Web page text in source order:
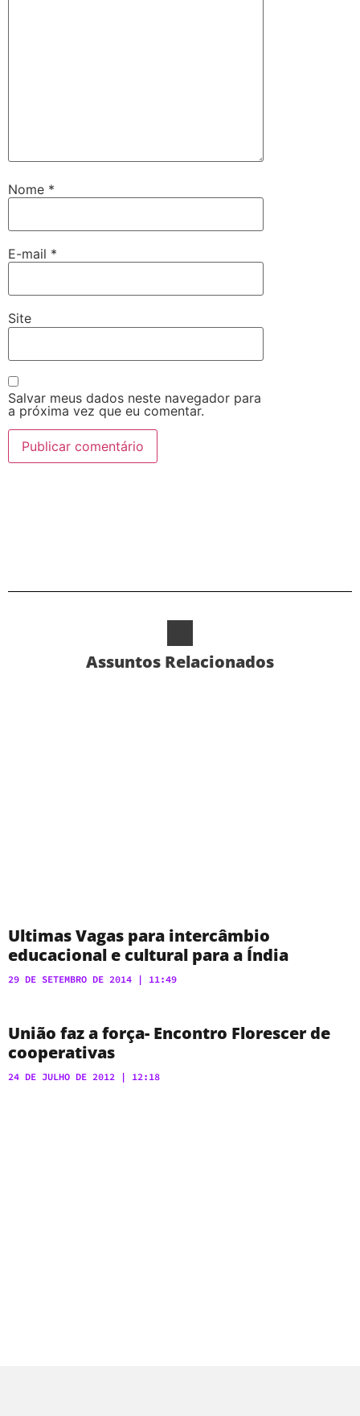
Nome *
E-mail *
Site
Salvar meus dados neste navegador para
a próxima vez que eu comentar.
Assuntos Relacionados
Ultimas Vagas para intercâmbio
educacional e cultural para a Índia
29 DE SETEMBRO DE 2014 11:49
União faz a força- Encontro Florescer de
cooperativas
24 DE JULHO DE 2012 12:18